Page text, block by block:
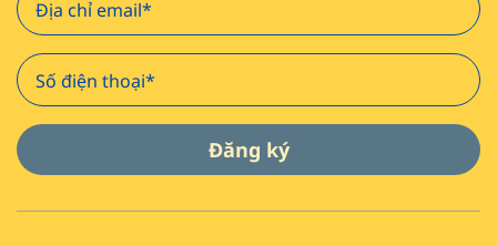
Đăng ký